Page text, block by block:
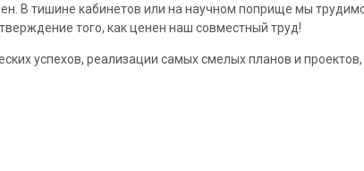
В тишине кабинетов или на научном поприще мы
того, как ценен наш совместный труд!
успехов, реализации самых смелых планов и проектов,